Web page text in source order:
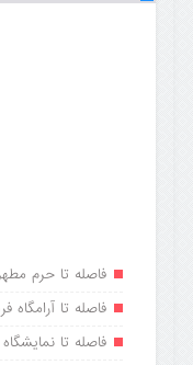
فاصله تا حرم
فاصله تا
فاصله تا